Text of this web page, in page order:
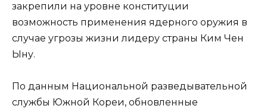
закрепили на уровне конституции
возможность применения ядерного оружия в
случае угрозы жизни лидеру страны Ким Чен
Ыну.
По данным Национальной разведывательной
службы Южной Кореи, обновленные